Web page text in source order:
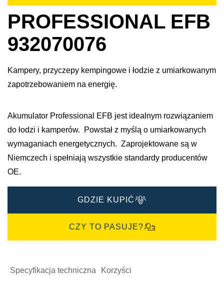
PROFESSIONAL EFB
932070076
Kampery, przyczepy kempingowe i łodzie z umiarkowanym
zapotrzebowaniem na energię.
Akumulator Professional EFB jest idealnym rozwiązaniem
do łodzi i kamperów. Powstał z myślą o umiarkowanych
wymaganiach energetycznych. Zaprojektowane są w
Niemczech i spełniają wszystkie standardy producentów
OE. ​
GDZIE KUPIĆ
CZY TO PASUJE?
Specyfikacja techniczna Korzyści